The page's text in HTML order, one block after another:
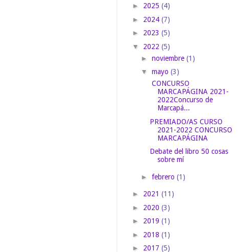
► 2025 (4)
► 2024 (7)
► 2023 (5)
▼ 2022 (5)
► noviembre (1)
▼ mayo (3)
CONCURSO
MARCAPÁGINA 2021-
2022Concurso de
Marcapá...
PREMIADO/AS CURSO
2021-2022 CONCURSO
MARCAPÁGINA
Debate del libro 50 cosas
sobre mí
► febrero (1)
► 2021 (11)
► 2020 (3)
► 2019 (1)
► 2018 (1)
► 2017 (5)